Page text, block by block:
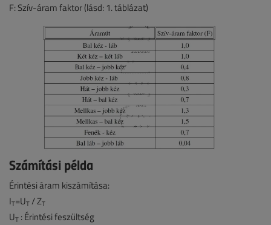
F: Szív-áram faktor (lásd: 1. táblázat)
Számítási példa
Érintési áram kiszámítása:
IT=UT / ZT
UT : Érintési feszültség